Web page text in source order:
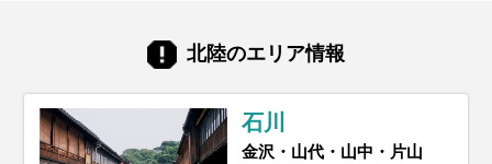
北陸のエリア情報
石川
金沢・山代・山中・片山